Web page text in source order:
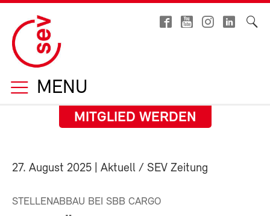
MENU
MITGLIED WERDEN
27. August 2025 | Aktuell / SEV Zeitung
STELLENABBAU BEI SBB CARGO